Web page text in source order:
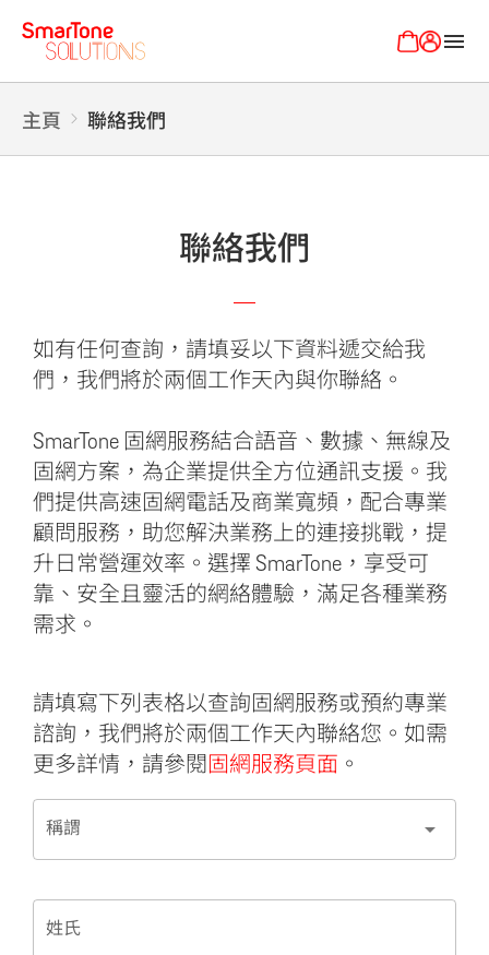
menu
主頁 聯絡我們
聯絡我們
如有任何查詢，請填妥以下資料遞交給我
們，我們將於兩個工作天內與你聯絡。
SmarTone 固網服務結合語音、數據、無線及
固網方案，為企業提供全方位通訊支援。我
們提供高速固網電話及商業寬頻，配合專業
顧問服務，助您解決業務上的連接挑戰，提
升日常營運效率。選擇 SmarTone，享受可
靠、安全且靈活的網絡體驗，滿足各種業務
需求。
請填寫下列表格以查詢固網服務或預約專業
諮詢，我們將於兩個工作天內聯絡您。如需
更多詳情，請參閱 固網服務頁面 。
稱謂 arrow_drop_down
姓氏